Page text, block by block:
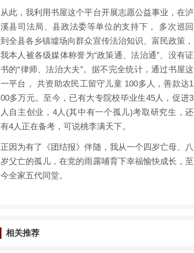
从此，我利用书屋这个平台开展志愿公益事业，在泸
溪县司法局、县政法委等单位的支持下， 多次巡回
到全县各乡镇墟场向群众宣传法治知识、富民政策，
我本人被各级媒体称誉为“政策通、法治通”、没有证
书的“律师、法治大夫”。据不完全统计，通过书屋这
一平台， 共资助农民工留守儿童 100多人，善款达1
00多万元。至今，已有大专院校毕业生45人，促进3
人自主创业，4人(其中有一个孤儿)考取研究生，还
有4人正在备考，可说桃李满天下。
正因为有了《团结报》伴随，我从一个四岁亡母、八
岁父亡的孤儿，在党的雨露哺育下幸福愉快成长，至
今全家五代同堂。
相关推荐